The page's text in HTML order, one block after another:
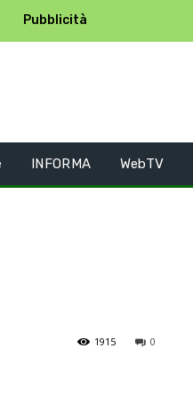
Pubblicità
INFORMA WebTV
0
1915